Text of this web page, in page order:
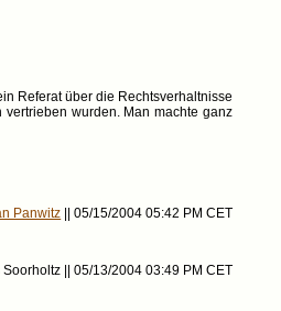
Referat über die Rechtsverhaltnisse
wurden. Man machte ganz
Panwitz || 05/15/2004 05:42 PM CET
Soorholtz || 05/13/2004 03:49 PM CET